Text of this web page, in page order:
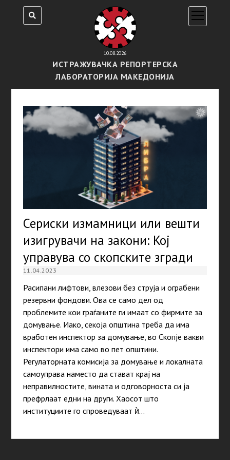
10.08.2026
ИСТРАЖУВАЧКА РЕПОРТЕРСКА
ЛАБОРАТОРИЈА МАКЕДОНИЈА
open
menu
Сериски измамници или вешти
изигрувачи на закони: Кој
управува со скопските згради
11.04.2023
Расипани лифтови, влезови без струја и ограбени
резервни фондови. Ова се само дел од
проблемите кои граѓаните ги имаат со фирмите за
домување. Иако, секоја општина треба да има
вработен инспектор за домување, во Скопје вакви
инспектори има само во пет општини.
Регулаторната комисија за домување и локалната
самоуправа наместо да стават крај на
неправилностите, вината и одговорноста си ја
префрлаат едни на други. Хаосот што
институциите го спроведуваат ѝ…